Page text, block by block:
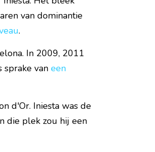
van dominantie
.
In 2009, 2011
sprake van een
d'Or. Iniesta was de
die plek zou hij een